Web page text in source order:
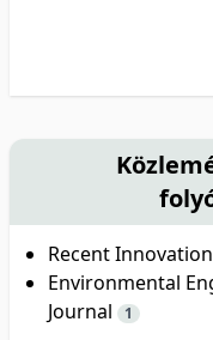
Recent
Environmental
Journal
1